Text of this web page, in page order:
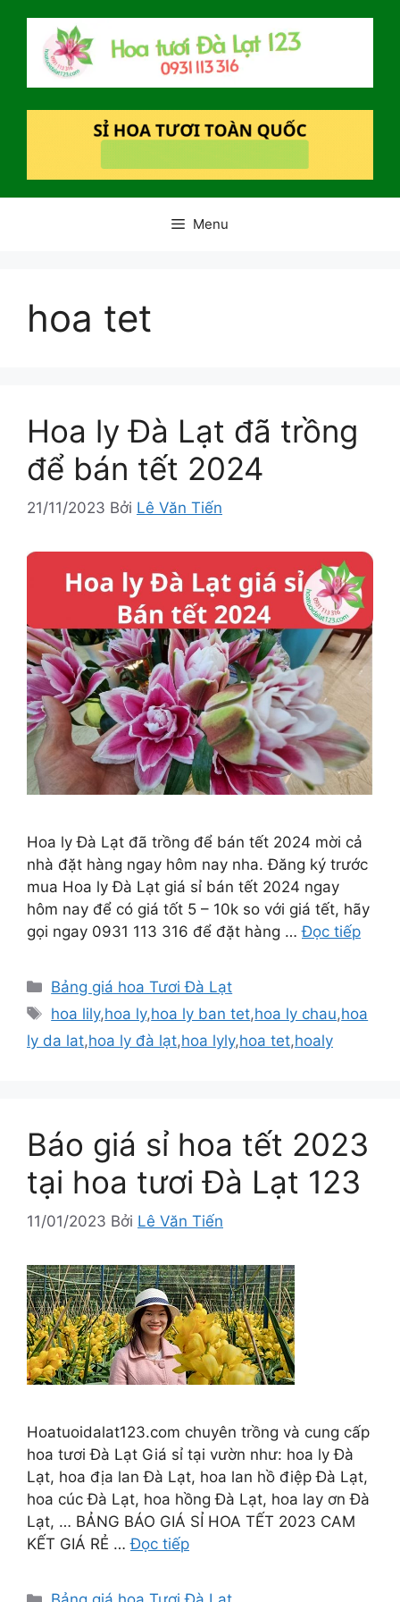
Menu
hoa tet
Hoa ly Đà Lạt đã trồng
để bán tết 2024
21/11/2023 Bởi Lê Văn Tiến
Hoa ly Đà Lạt đã trồng để bán tết 2024 mời cả
nhà đặt hàng ngay hôm nay nha. Đăng ký trước
mua Hoa ly Đà Lạt giá sỉ bán tết 2024 ngay
hôm nay để có giá tốt 5 – 10k so với giá tết, hãy
gọi ngay 0931 113 316 để đặt hàng …Đọc tiếp
Danh
mục
Bảng giá hoa Tươi Đà Lạt
Thẻ
hoa lily,hoa ly,hoa ly ban tet,hoa ly chau,hoa
ly da lat,hoa ly đà lạt,hoa lyly,hoa tet,hoaly
Báo giá sỉ hoa tết 2023
tại hoa tươi Đà Lạt 123
11/01/2023 Bởi Lê Văn Tiến
Hoatuoidalat123.com chuyên trồng và cung cấp
hoa tươi Đà Lạt Giá sỉ tại vườn như: hoa ly Đà
Lạt, hoa địa lan Đà Lạt, hoa lan hồ điệp Đà Lạt,
hoa cúc Đà Lạt, hoa hồng Đà Lạt, hoa lay ơn Đà
Lạt, … BẢNG BÁO GIÁ SỈ HOA TẾT 2023 CAM
KẾT GIÁ RẺ …Đọc tiếp
Danh